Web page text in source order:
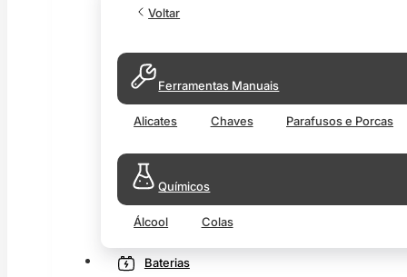
Voltar
Ferramentas Manuais
Alicates Chaves Parafusos e Porcas
Químicos
Álcool Colas
Baterias